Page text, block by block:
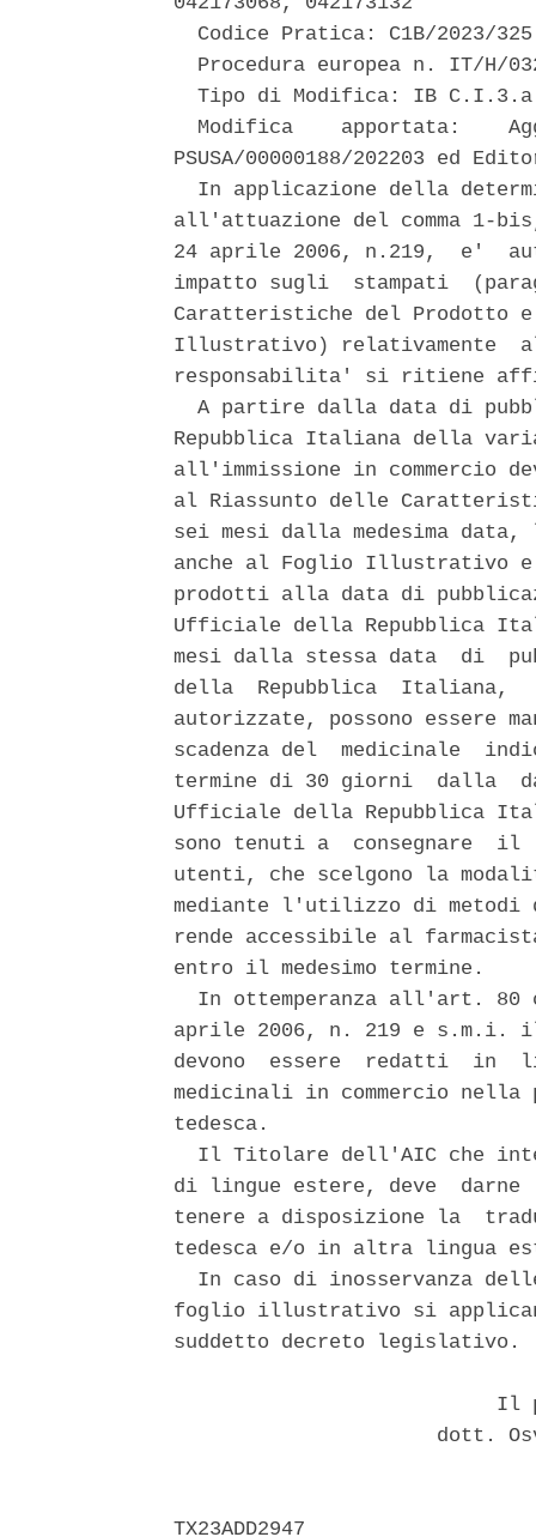
Codice Pratica: C1B/2023/
Procedura europea n. IT/H/
Tipo di Modifica: IB
Modifica    apportata:
PSUSA/00000188/202203 ed
In applicazione della
all'attuazione del comma 1-
24 aprile 2006, n.219,  e'
impatto sugli  stampati
Caratteristiche del Prodotto
Illustrativo) relativamente
responsabilita' si ritiene
A partire dalla data di
Repubblica Italiana della
all'immissione in commercio
al Riassunto delle
sei mesi dalla medesima
anche al Foglio
prodotti alla data di
Ufficiale della Repubblica
mesi dalla stessa data  di
della  Repubblica  Italiana,
autorizzate, possono essere
scadenza del  medicinale
termine di 30 giorni  dalla
Ufficiale della Repubblica
sono tenuti a  consegnare
utenti, che scelgono la
mediante l'utilizzo di
rende accessibile al
entro il medesimo termine.
In ottemperanza all'art. 80
aprile 2006, n. 219 e
devono  essere  redatti  in
medicinali in commercio
tedesca.
Il Titolare dell'AIC che
di lingue estere, deve  darne
tenere a disposizione la
tedesca e/o in altra lingua
In caso di inosservanza
foglio illustrativo si
suddetto decreto legislativo.
Il
dott.